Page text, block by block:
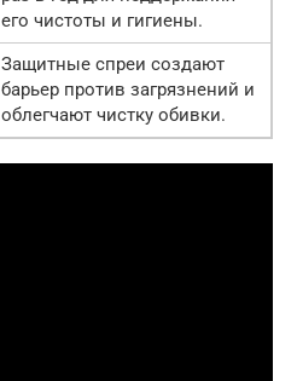
его чистоты и гигиены.
Защитные спреи создают
барьер против загрязнений и
облегчают чистку обивки.